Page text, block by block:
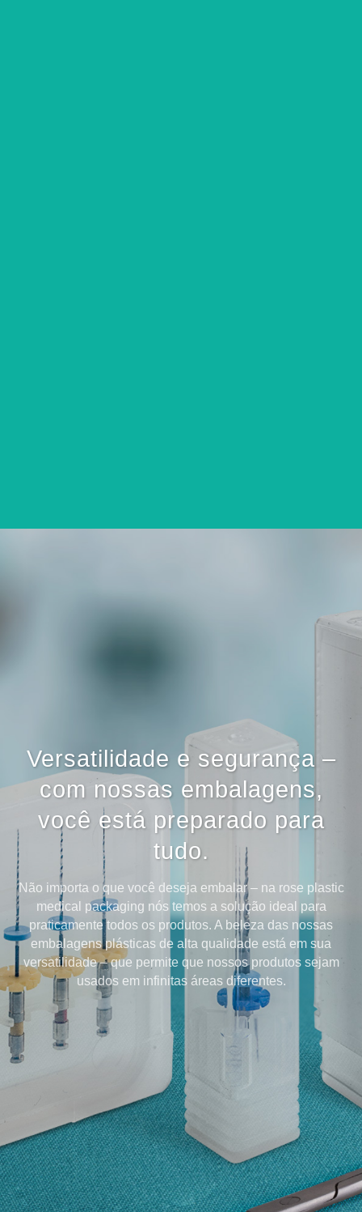
Versatilidade e segurança –
com nossas embalagens,
você está preparado para
tudo.
Não importa o que você deseja embalar – na rose plastic
medical packaging nós temos a solução ideal para
praticamente todos os produtos. A beleza das nossas
embalagens plásticas de alta qualidade está em sua
versatilidade – que permite que nossos produtos sejam
usados em infinitas áreas diferentes.